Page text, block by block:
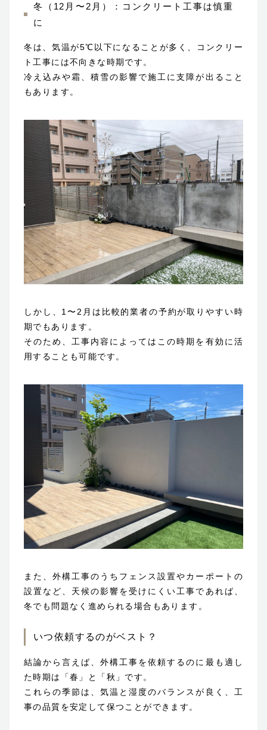
冬（12月〜2月）：コンクリート工事は慎重
に
冬は、気温が5℃以下になることが多く、コンクリー
ト工事には不向きな時期です。
冷え込みや霜、積雪の影響で施工に支障が出ること
もあります。
しかし、1〜2月は比較的業者の予約が取りやすい時
期でもあります。
そのため、工事内容によってはこの時期を有効に活
用することも可能です。
また、外構工事のうちフェンス設置やカーポートの
設置など、天候の影響を受けにくい工事であれば、
冬でも問題なく進められる場合もあります。
いつ依頼するのがベスト？
結論から言えば、外構工事を依頼するのに最も適し
た時期は「春」と「秋」です。
これらの季節は、気温と湿度のバランスが良く、工
事の品質を安定して保つことができます。